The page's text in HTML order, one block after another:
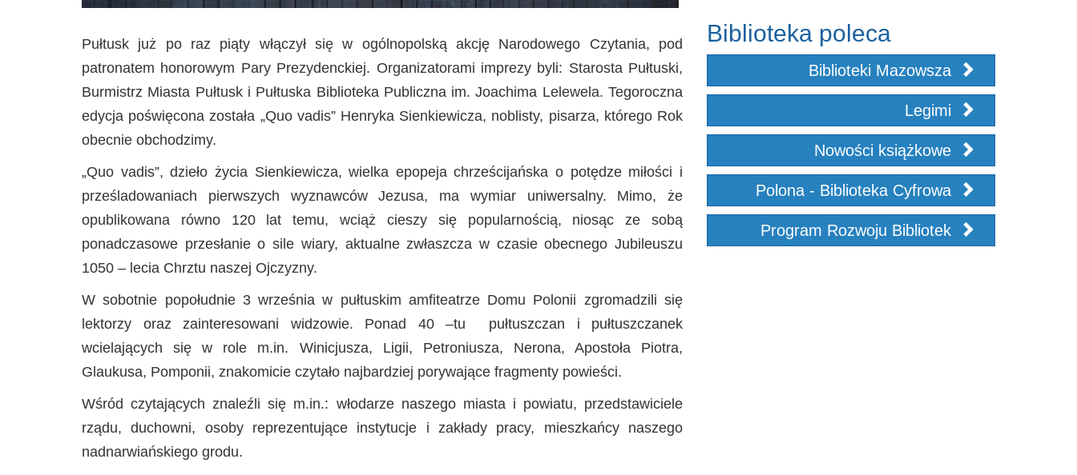
Pułtusk już po raz piąty włączył się w ogólnopolską akcję Narodowego Czytania, pod
patronatem honorowym Pary Prezydenckiej. Organizatorami imprezy byli: Starosta Pułtuski,
Burmistrz Miasta Pułtusk i Pułtuska Biblioteka Publiczna im. Joachima Lelewela. Tegoroczna
edycja poświęcona została „Quo vadis” Henryka Sienkiewicza, noblisty, pisarza, którego Rok
obecnie obchodzimy.
„Quo vadis”, dzieło życia Sienkiewicza, wielka epopeja chrześcijańska o potędze miłości i
prześladowaniach pierwszych wyznawców Jezusa, ma wymiar uniwersalny. Mimo, że
opublikowana równo 120 lat temu, wciąż cieszy się popularnością, niosąc ze sobą
ponadczasowe przesłanie o sile wiary, aktualne zwłaszcza w czasie obecnego Jubileuszu
1050 – lecia Chrztu naszej Ojczyzny.
W sobotnie popołudnie 3 września w pułtuskim amfiteatrze Domu Polonii zgromadzili się
lektorzy oraz zainteresowani widzowie. Ponad 40 –tu pułtuszczan i pułtuszczanek
wcielających się w role m.in. Winicjusza, Ligii, Petroniusza, Nerona, Apostoła Piotra,
Glaukusa, Pomponii, znakomicie czytało najbardziej porywające fragmenty powieści.
Wśród czytających znaleźli się m.in.: włodarze naszego miasta i powiatu, przedstawiciele
rządu, duchowni, osoby reprezentujące instytucje i zakłady pracy, mieszkańcy naszego
nadnarwiańskiego grodu.
Biblioteka poleca
Biblioteki Mazowsza
Legimi
Nowości książkowe
Polona - Biblioteka Cyfrowa
Program Rozwoju Bibliotek